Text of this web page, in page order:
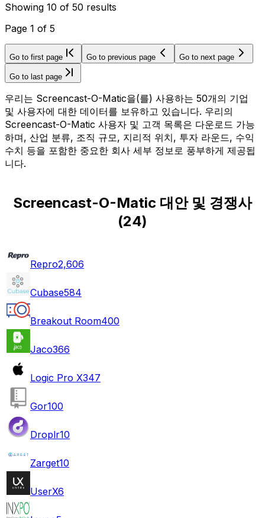
Showing 10 of 50 results
Page 1 of 5
Go to first page Go to previous page Go to next page
Go to last page
우리는 Screencast-O-Matic을(를) 사용하는 50개의 기업
및 사용자에 대한 데이터를 보유하고 있습니다. 우리의
Screencast-O-Matic 사용자 및 고객 목록은 다운로드 가능
하며, 산업 분류, 조직 규모, 지리적 위치, 투자 라운드, 수익
수치 등을 포함한 중요한 회사 세부 정보로 풍부하게 제공됩
니다.
Screencast-O-Matic 대안 및 경쟁사
(24)
Repro2,606
Cubase584
Breakout Room400
Jaco366
Logic Pro X347
Gor100
Droplr10
Zarget10
UserX6